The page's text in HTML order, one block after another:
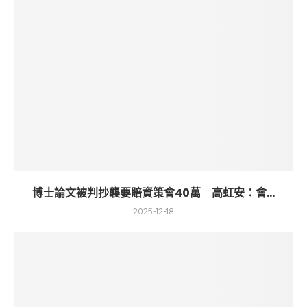
博士論文被判抄襲要賠資策會40萬 高虹安：會...
2025-12-18